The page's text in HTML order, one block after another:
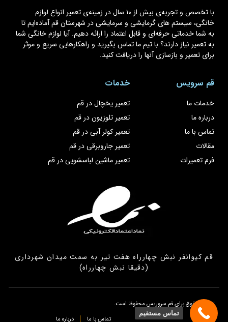
با تخصص و تجربه‌ی بیش از ۱۰ سال در زمینه‌ی تعمیر انواع لوازم
خانگی، سیستم های گرمایشی و سرمایشی در شهرستان قم آماده‌ایم تا
به شما خدماتی حرفه‌ای و قابل اعتماد را ارائه دهیم. آیا لوازم خانگی شما
به تعمیر نیاز دارند؟ با تیم ما تماس بگیرید و راهکارهایی سریع و موثر
برای تعمیر و بازسازی آنها را دریافت کنید.
قم سرویس
خدمات ما
درباره ما
تماس با ما
مقالات
فرم تعمیرات
خدمات
تعمیر یخچال در قم
تعمیر تلوزیون در قم
تعمیر کولر آبی در قم
تعمیر جاروبرقی در قم
تعمیر ماشین لباسشویی در قم
قم کیوانفر نبش چهارراه هفت تیر به سمت میدان شهرداری
(دقیقا نبش چهارراه)
تمامی حقوق برای قم سروریس محفوظ است.
تماس با ما
درباره ما
تماس مستقیم